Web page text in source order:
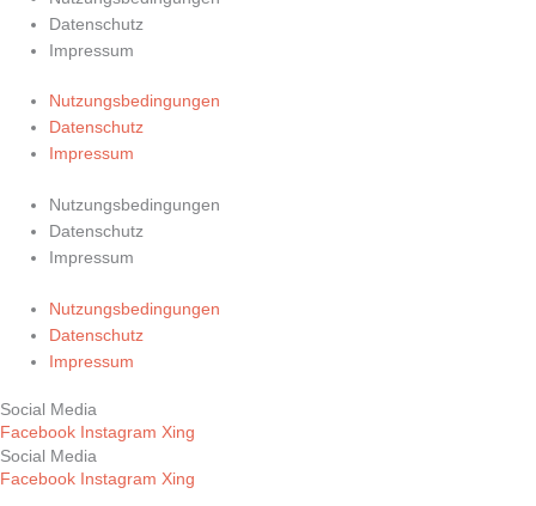
Datenschutz
Impressum
Nutzungsbedingungen
Datenschutz
Impressum
Nutzungsbedingungen
Datenschutz
Impressum
Nutzungsbedingungen
Datenschutz
Impressum
Social Media
Facebook Instagram Xing
Social Media
Facebook Instagram Xing